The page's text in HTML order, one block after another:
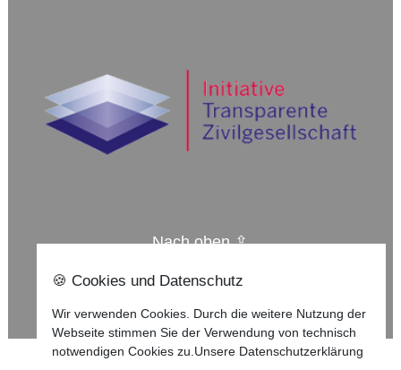
Nach oben ⇪
Impressum
Datenschutzerklärung
©2025Lippische Landeskirche
🍪 Cookies und Datenschutz
Wir verwenden Cookies. Durch die weitere Nutzung der
Webseite stimmen Sie der Verwendung von technisch
notwendigen Cookies zu.Unsere Datenschutzerklärung